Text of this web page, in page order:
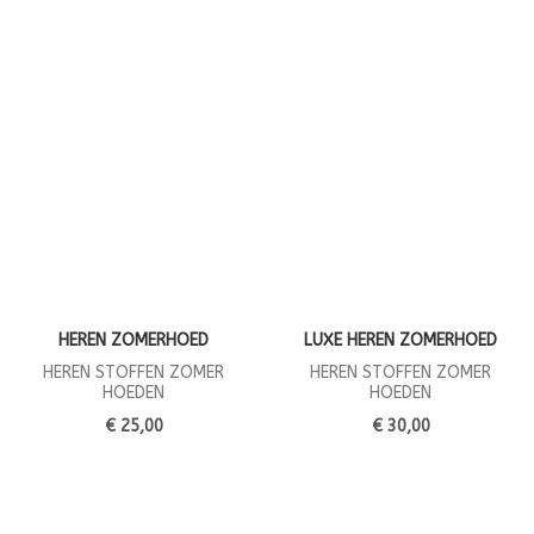
HEREN ZOMERHOED
HEREN STOFFEN ZOMER
HOEDEN
€ 25,00
LUXE HEREN ZOMERHOED
HEREN STOFFEN ZOMER
HOEDEN
€ 30,00